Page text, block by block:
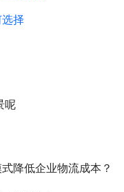
择
呢
降低企业物流成本？